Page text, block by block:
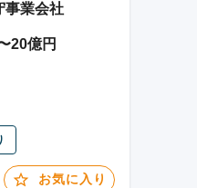
事業会社
20億円
お気に入り